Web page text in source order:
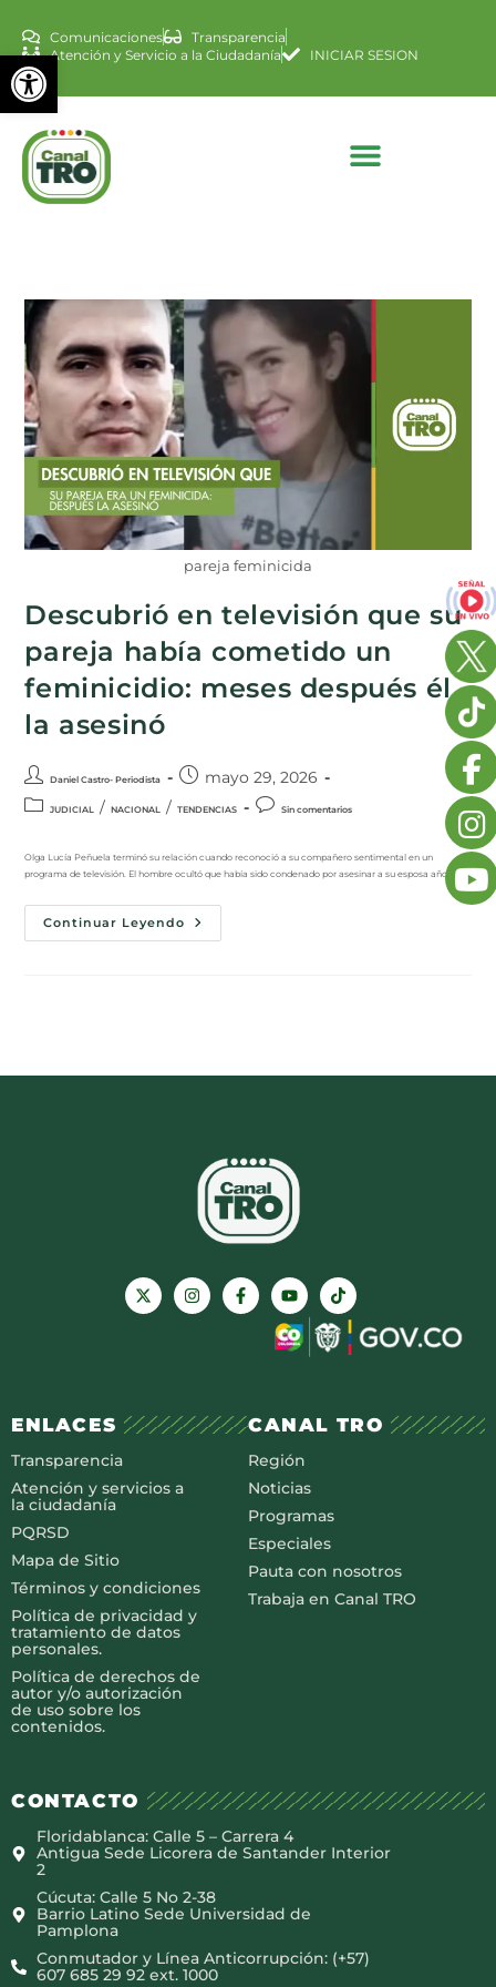
Abrir barra de
Comunicaciones
Transparencia
Atención y Servicio a la Ciudadanía
INICIAR SESION
pareja feminicida
Descubrió en televisión que su
pareja había cometido un
feminicidio: meses después él
la asesinó
Daniel Castro- Periodista mayo 29, 2026
JUDICIAL / NACIONAL / TENDENCIAS Sin comentarios
Olga Lucía Peñuela terminó su relación cuando reconoció a su compañero sentimental en un
programa de televisión. El hombre ocultó que había sido condenado por asesinar a su esposa años…
Continuar Leyendo
ENLACES
Transparencia
Atención y servicios a
la ciudadanía
PQRSD
Mapa de Sitio
Términos y condiciones
Política de privacidad y
tratamiento de datos
personales.
Política de derechos de
autor y/o autorización
de uso sobre los
contenidos.
CANAL TRO
Región
Noticias
Programas
Especiales
Pauta con nosotros
Trabaja en Canal TRO
CONTACTO
Floridablanca: Calle 5 – Carrera 4
Antigua Sede Licorera de Santander Interior
2
Cúcuta: Calle 5 No 2-38
Barrio Latino Sede Universidad de
Pamplona
Conmutador y Línea Anticorrupción: (+57)
607 685 29 92 ext. 1000